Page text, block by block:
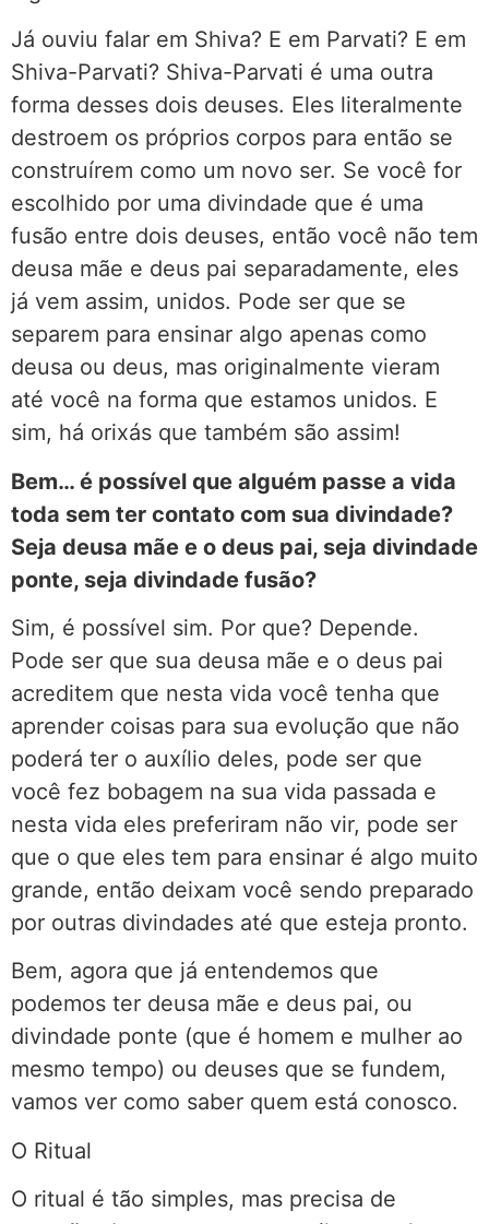
Já ouviu falar em Shiva? E em Parvati? E em
Shiva-Parvati? Shiva-Parvati é uma outra
forma desses dois deuses. Eles literalmente
destroem os próprios corpos para então se
construírem como um novo ser. Se você for
escolhido por uma divindade que é uma
fusão entre dois deuses, então você não tem
deusa mãe e deus pai separadamente, eles
já vem assim, unidos. Pode ser que se
separem para ensinar algo apenas como
deusa ou deus, mas originalmente vieram
até você na forma que estamos unidos. E
sim, há orixás que também são assim!
Bem… é possível que alguém passe a vida
toda sem ter contato com sua divindade?
Seja deusa mãe e o deus pai, seja divindade
ponte, seja divindade fusão?
Sim, é possível sim. Por que? Depende.
Pode ser que sua deusa mãe e o deus pai
acreditem que nesta vida você tenha que
aprender coisas para sua evolução que não
poderá ter o auxílio deles, pode ser que
você fez bobagem na sua vida passada e
nesta vida eles preferiram não vir, pode ser
que o que eles tem para ensinar é algo muito
grande, então deixam você sendo preparado
por outras divindades até que esteja pronto.
Bem, agora que já entendemos que
podemos ter deusa mãe e deus pai, ou
divindade ponte (que é homem e mulher ao
mesmo tempo) ou deuses que se fundem,
vamos ver como saber quem está conosco.
O Ritual
O ritual é tão simples, mas precisa de